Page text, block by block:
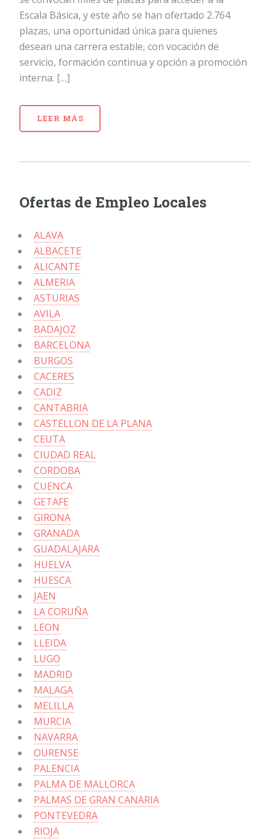
Escala Básica, y este año se han ofertado 2.764
plazas, una oportunidad única para quienes
desean una carrera estable, con vocación de
servicio, formación continua y opción a promoción
interna. […]
LEER MÁS
Ofertas de Empleo Locales
ALAVA
ALBACETE
ALICANTE
ALMERIA
ASTURIAS
AVILA
BADAJOZ
BARCELONA
BURGOS
CACERES
CADIZ
CANTABRIA
CASTELLON DE LA PLANA
CEUTA
CIUDAD REAL
CORDOBA
CUENCA
GETAFE
GIRONA
GRANADA
GUADALAJARA
HUELVA
HUESCA
JAEN
LA CORUÑA
LEON
LLEIDA
LUGO
MADRID
MALAGA
MELILLA
MURCIA
NAVARRA
OURENSE
PALENCIA
PALMA DE MALLORCA
PALMAS DE GRAN CANARIA
PONTEVEDRA
RIOJA